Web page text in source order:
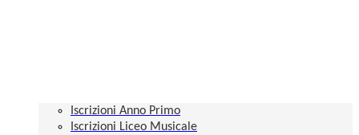
Iscrizioni Anno Primo
Iscrizioni Liceo Musicale